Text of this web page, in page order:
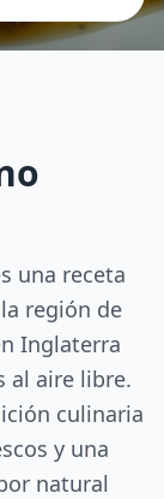
una receta
región de
Inglaterra
al aire libre.
culinaria
y una
natural